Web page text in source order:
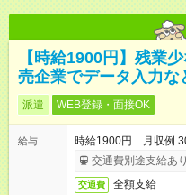
【時給1900円】残業
売企業でデータ入力な
派遣 WEB登録・面接OK
給与
時給1900円 月収例
交通費別途支給あり
交通費 全額支給